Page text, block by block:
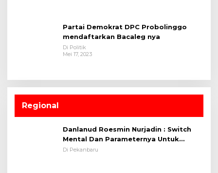
Partai Demokrat DPC Probolinggo
mendaftarkan Bacaleg nya
Di Politik
Mei 17, 2023
Regional
Danlanud Roesmin Nurjadin : Switch
Mental Dan Parameternya Untuk
Melaksanakan ✈
Di Pekanbaru